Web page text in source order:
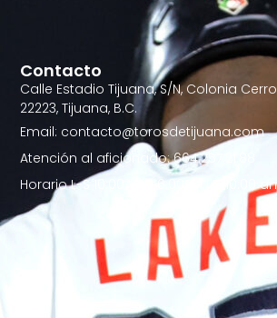
Contacto
Calle Estadio Tijuana, S/N, Colonia
22223, Tijuana, B.C.
Email: contacto@torosdetijuana.com
Atención al aficionado: 664.257.21.88
Horario L-S 10:00AM - 6:00PM | D 10:00